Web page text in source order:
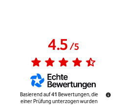
4.5/5
Basierend auf41 Bewertungen, die
einer Prüfung unterzogen wurden